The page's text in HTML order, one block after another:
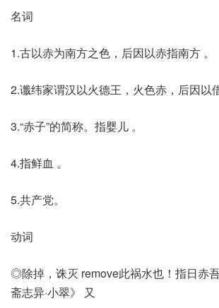
名词
1.古以赤为南方之色，后因以赤指南方 。
2.谶纬家谓汉以火德王，火色赤，后因以
3.“赤子”的简称。指婴儿 。
4.指鲜血 。
5.共产党。
动词
◎除掉，诛灭 remove此祸水也！指日
斋志异·小翠》 又